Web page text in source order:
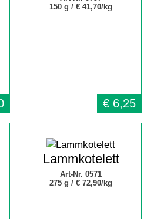
150 g /€ 41,70/kg
€ 6,25
Lammkotelett
Art-Nr. 0571
275 g /€ 72,90/kg